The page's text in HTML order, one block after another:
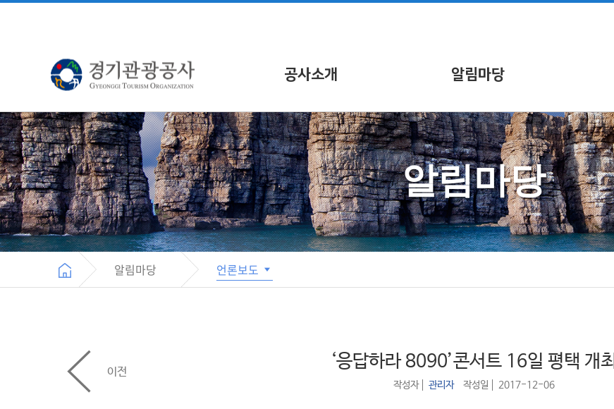
공사소개 알림마당
알림마당
알림마당 언론보도
‘응답하라 8090’콘서트 16일 평택 개최
작성자 관리자 작성일 2017-12-06
이전